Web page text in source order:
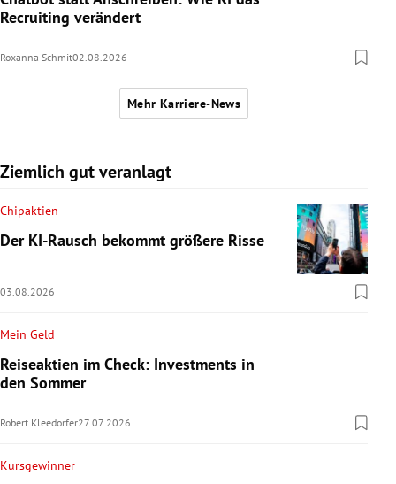
Recruiting verändert
Roxanna Schmit02.08.2026
Mehr Karriere-News
Ziemlich gut veranlagt
Chipaktien
Der KI-Rausch bekommt größere Risse
03.08.2026
Mein Geld
Reiseaktien im Check: Investments in
den Sommer
Robert Kleedorfer27.07.2026
Kursgewinner